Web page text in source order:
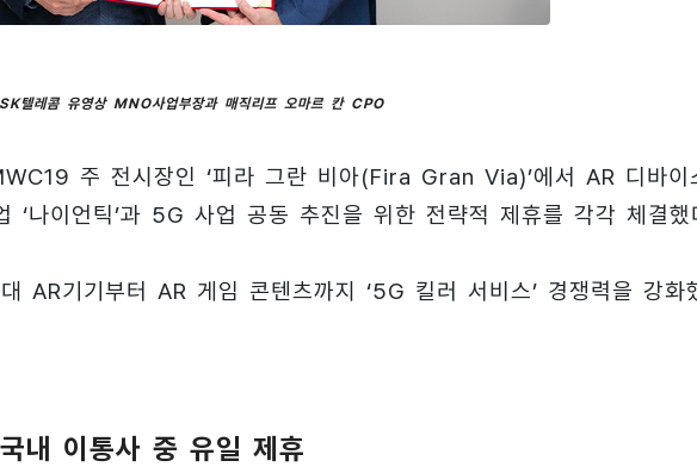
SK텔레콤 유영상 MNO사업부장과 매직리프 오마르 칸 CPO
주 전시장인 ‘피라 그란 비아(Fira Gran Via)’에서 AR 디바이
‘나이언틱’과 5G 사업 공동 추진을 위한 전략적 제휴를 각각 체결했
AR기기부터 AR 게임 콘텐츠까지 ‘5G 킬러 서비스’ 경쟁력을 강화
내 이통사 중 유일 제휴